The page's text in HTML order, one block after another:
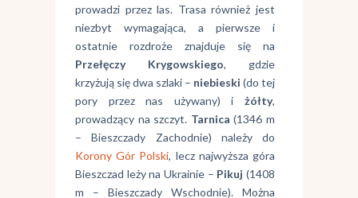
prowadzi przez las. Trasa również jest
niezbyt wymagająca, a pierwsze i
ostatnie rozdroże znajduje się na
Przełęczy Krygowskiego, gdzie
krzyżują się dwa szlaki – niebieski (do tej
pory przez nas używany) i żółty,
prowadzący na szczyt. Tarnica (1346 m
– Bieszczady Zachodnie) należy do
Korony Gór Polski, lecz najwyższa góra
Bieszczad leży na Ukrainie – Pikuj(1408
m – Bieszczady Wschodnie). Można